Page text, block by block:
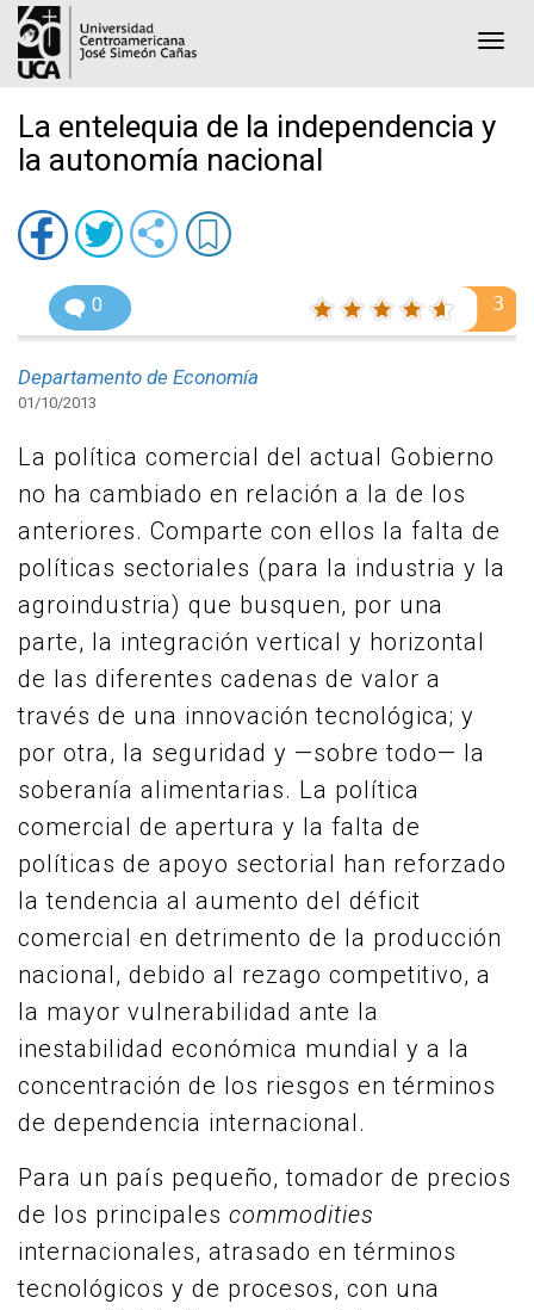
La entelequia de la independencia y
la autonomía nacional
0 3
Departamento de Economía
01/10/2013
La política comercial del actual Gobierno
no ha cambiado en relación a la de los
anteriores. Comparte con ellos la falta de
políticas sectoriales (para la industria y la
agroindustria) que busquen, por una
parte, la integración vertical y horizontal
de las diferentes cadenas de valor a
través de una innovación tecnológica; y
por otra, la seguridad y —sobre todo— la
soberanía alimentarias. La política
comercial de apertura y la falta de
políticas de apoyo sectorial han reforzado
la tendencia al aumento del déficit
comercial en detrimento de la producción
nacional, debido al rezago competitivo, a
la mayor vulnerabilidad ante la
inestabilidad económica mundial y a la
concentración de los riesgos en términos
de dependencia internacional.
Para un país pequeño, tomador de precios
de los principales commodities
internacionales, atrasado en términos
tecnológicos y de procesos, con una